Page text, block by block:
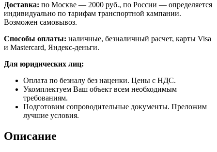
Доставка: по Москве — 2000 руб., по России — определяется
индивидуально по тарифам транспортной кампании.
Возможен самовывоз.
Способы оплаты: наличные, безналичный расчет, карты Visa
и Mastercard, Яндекс-деньги.
Для юридических лиц:
Оплата по безналу без наценки. Цены с НДС.
Укомплектуем Ваш объект всем необходимым
требованиям.
Подготовим сопроводительные документы. Преложим
лучшие условия.
Описание